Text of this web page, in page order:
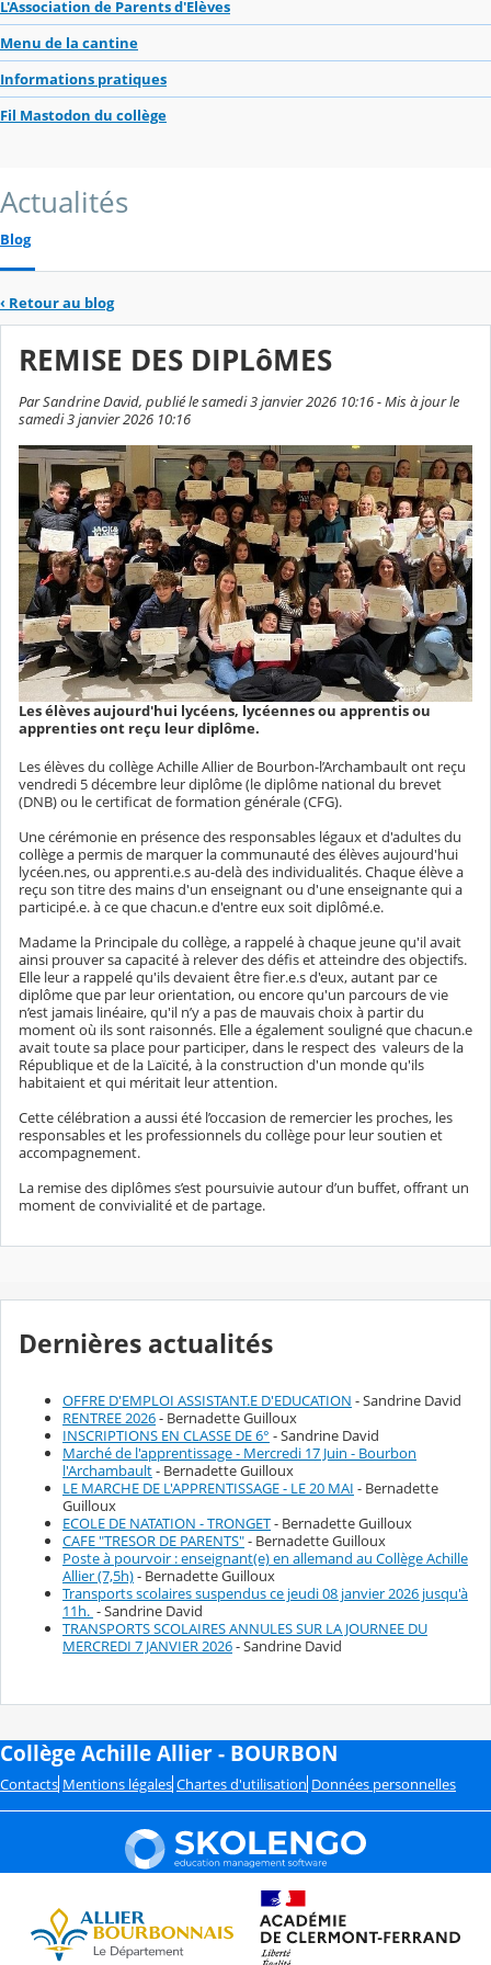
L'Association de Parents d'Elèves
Menu de la cantine
Informations pratiques
Fil Mastodon du collège
Actualités
Blog
‹ Retour au blog
REMISE DES DIPLôMES
Par Sandrine David, publié le samedi 3 janvier 2026 10:16 - Mis à jour le
samedi 3 janvier 2026 10:16
Les élèves aujourd'hui lycéens, lycéennes ou apprentis ou
apprenties ont reçu leur diplôme.
Les élèves du collège Achille Allier de Bourbon-l’Archambault ont reçu
vendredi 5 décembre leur diplôme (le diplôme national du brevet
(DNB) ou le certificat de formation générale (CFG).
Une cérémonie en présence des responsables légaux et d'adultes du
collège a permis de marquer la communauté des élèves aujourd'hui
lycéen.nes, ou apprenti.e.s au-delà des individualités. Chaque élève a
reçu son titre des mains d'un enseignant ou d'une enseignante qui a
participé.e. à ce que chacun.e d'entre eux soit diplômé.e.
Madame la Principale du collège, a rappelé à chaque jeune qu'il avait
ainsi prouver sa capacité à relever des défis et atteindre des objectifs.
Elle leur a rappelé qu'ils devaient être fier.e.s d'eux, autant par ce
diplôme que par leur orientation, ou encore qu'un parcours de vie
n’est jamais linéaire, qu'il n’y a pas de mauvais choix à partir du
moment où ils sont raisonnés. Elle a également souligné que chacun.e
avait toute sa place pour participer, dans le respect des valeurs de la
République et de la Laïcité, à la construction d'un monde qu'ils
habitaient et qui méritait leur attention.
Cette célébration a aussi été l’occasion de remercier les proches, les
responsables et les professionnels du collège pour leur soutien et
accompagnement.
La remise des diplômes s’est poursuivie autour d’un buffet, offrant un
moment de convivialité et de partage.
Dernières actualités
OFFRE D'EMPLOI ASSISTANT.E D'EDUCATION - Sandrine David
RENTREE 2026- Bernadette Guilloux
INSCRIPTIONS EN CLASSE DE 6° - Sandrine David
Marché de l'apprentissage - Mercredi 17 Juin - Bourbon
l'Archambault- Bernadette Guilloux
LE MARCHE DE L'APPRENTISSAGE - LE 20 MAI - Bernadette
Guilloux
ECOLE DE NATATION - TRONGET- Bernadette Guilloux
CAFE "TRESOR DE PARENTS"- Bernadette Guilloux
Poste à pourvoir : enseignant(e) en allemand au Collège Achille
Allier (7,5h)- Bernadette Guilloux
Transports scolaires suspendus ce jeudi 08 janvier 2026 jusqu'à
11h. - Sandrine David
TRANSPORTS SCOLAIRES ANNULES SUR LA JOURNEE DU
MERCREDI 7 JANVIER 2026- Sandrine David
Collège Achille Allier - BOURBON
Contacts Mentions légales Chartes d'utilisation Données personnelles